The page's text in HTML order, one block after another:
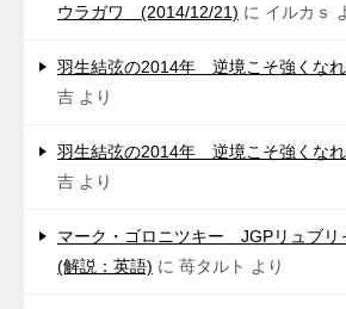
ウラガワ (2014/12/21) に イルカｓ
羽生結弦の2014年 逆境こそ強くな
吉 より
羽生結弦の2014年 逆境こそ強くな
吉 より
マーク・ゴロニツキー JGPリュブ
(解説：英語) に 苺タルト より